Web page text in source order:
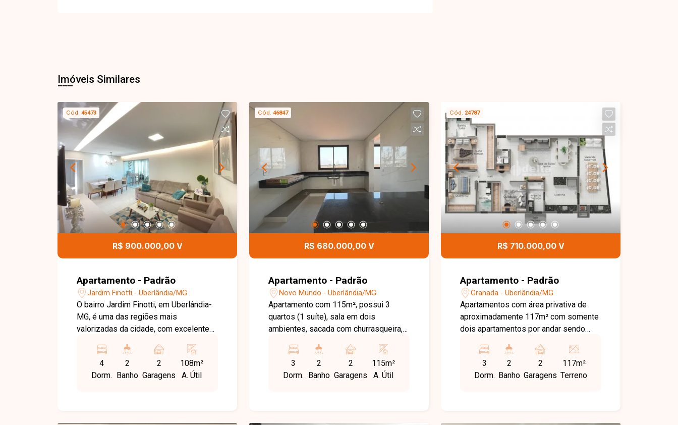
Imóveis Similares
Cód. 45473
R$ 900.000,00 V
Apartamento - Padrão
Jardim Finotti - Uberlândia/MG
O bairro Jardim Finotti, em Uberlândia-
MG, é uma das regiões mais
valorizadas da cidade, com excelente
vias e proximidade com comércios,
serviços e universidades, ideal para
quem busca conforto e praticidade.
4
Dorm.
2
Banho
2
Garagens
108m²
A. Útil
Cód. 46847
R$ 680.000,00 V
Apartamento - Padrão
Novo Mundo - Uberlândia/MG
Apartamento com 115m², possui 3
quartos (1 suíte), sala em dois
ambientes, sacada com churrasqueira,
garagem. O prédio conta com elevador
e área de lazer com playground.
Acabamento de qualidade e localização
3
Dorm.
2
Banho
2
Garagens
115m²
A. Útil
Cód. 24787
R$ 710.000,00 V
Apartamento - Padrão
Granada - Uberlândia/MG
Apartamentos com área privativa de
aproximadamente 117m² com somente
dois apartamentos por andar sendo
quartos, sendo uma suíte master,
banheiro social, cozinha, lavanderia e 2
vagas de garagem. Condomínio contará
3
Dorm.
2
Banho
2
Garagens
117m²
Terreno